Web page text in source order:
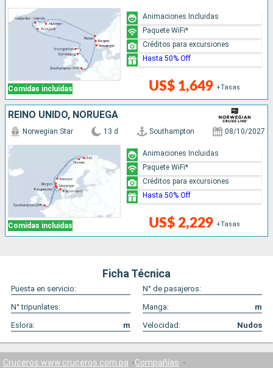
Comidas incluidas US$ 1,649 +Tasas
Animaciones Incluidas
Paquete WiFi*
Créditos para excursiones
Hasta 50% Off
REINO UNIDO, NORUEGA
Comidas incluidas
Norwegian Star 13 d Southampton 08/10/2027
US$ 2,229 +Tasas
Animaciones Incluidas
Paquete WiFi*
Créditos para excursiones
Hasta 50% Off
Ficha Técnica
Puesta en servicio:
N° de pasajeros:
N° tripunlates:
Manga:
m
Eslora:
m Velocidad: Nudos
Cruceros www.cruceros.com.pa
Compañías